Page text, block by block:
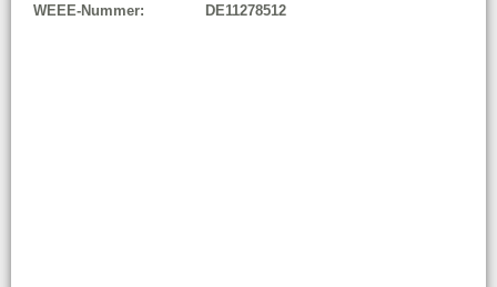
WEEE-Nummer:
DE11278512